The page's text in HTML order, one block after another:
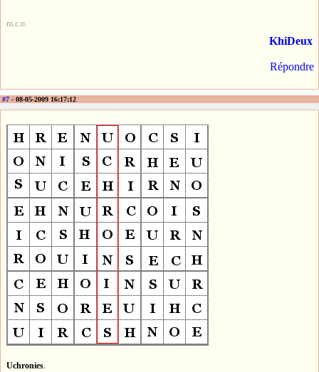
m.c.o.
KhiDeux
Répondre
#7 - 08-05-2009 16:17:12
Uchronies